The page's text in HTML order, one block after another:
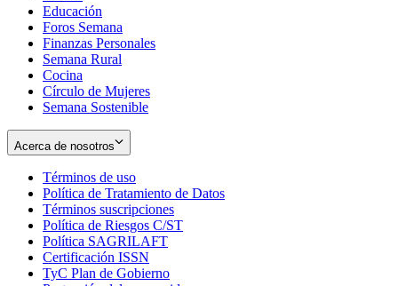
window
new
window
Educación
Foros Semana
Finanzas Personales
Semana Rural
Cocina
Círculo de Mujeres
Semana Sostenible
Acerca de nosotros
Términos de uso
in
new
window
Política de Tratamiento de Datos
Términos suscripciones
in
Política de Riesgos C/ST
Política SAGRILAFT
new
Certificación ISSN
in
TyC Plan de Gobierno